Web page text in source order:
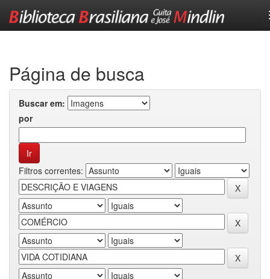
Página de busca
Buscar em:
por
Filtros correntes: